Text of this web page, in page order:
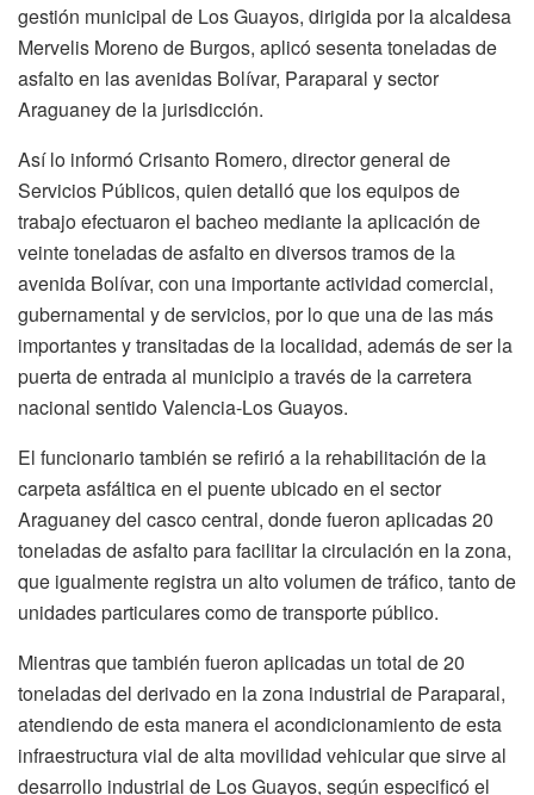
gestión municipal de Los Guayos, dirigida por la alcaldesa
Mervelis Moreno de Burgos, aplicó sesenta toneladas de
asfalto en las avenidas Bolívar, Paraparal y sector
Araguaney de la jurisdicción.
Así lo informó Crisanto Romero, director general de
Servicios Públicos, quien detalló que los equipos de
trabajo efectuaron el bacheo mediante la aplicación de
veinte toneladas de asfalto en diversos tramos de la
avenida Bolívar, con una importante actividad comercial,
gubernamental y de servicios, por lo que una de las más
importantes y transitadas de la localidad, además de ser la
puerta de entrada al municipio a través de la carretera
nacional sentido Valencia-Los Guayos.
El funcionario también se refirió a la rehabilitación de la
carpeta asfáltica en el puente ubicado en el sector
Araguaney del casco central, donde fueron aplicadas 20
toneladas de asfalto para facilitar la circulación en la zona,
que igualmente registra un alto volumen de tráfico, tanto de
unidades particulares como de transporte público.
Mientras que también fueron aplicadas un total de 20
toneladas del derivado en la zona industrial de Paraparal,
atendiendo de esta manera el acondicionamiento de esta
infraestructura vial de alta movilidad vehicular que sirve al
desarrollo industrial de Los Guayos, según especificó el